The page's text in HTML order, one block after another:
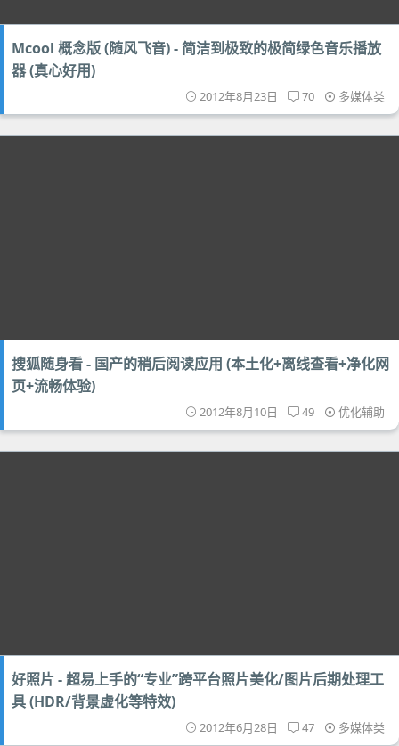
Mcool 概念版 (随风飞音) - 简洁到极致的极简绿色音乐播放
器 (真心好用)
2012年8月23日 70 多媒体类
搜狐随身看 - 国产的稍后阅读应用 (本土化+离线查看+净化网
页+流畅体验)
2012年8月10日 49 优化辅助
好照片 - 超易上手的“专业”跨平台照片美化/图片后期处理工
具 (HDR/背景虚化等特效)
2012年6月28日 47 多媒体类